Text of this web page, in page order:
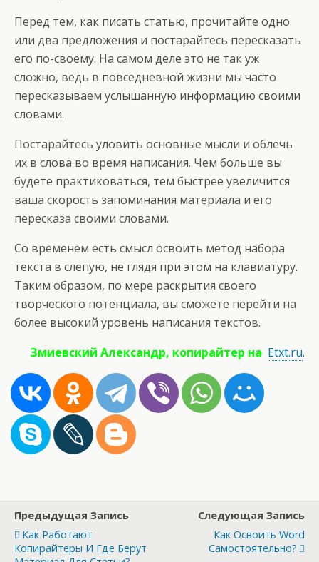
Перед тем, как писать статью, прочитайте одно
или два предложения и постарайтесь пересказать
его по-своему. На самом деле это не так уж
сложно, ведь в повседневной жизни мы часто
пересказываем услышанную информацию своими
словами.
Постарайтесь уловить основные мысли и облечь
их в слова во время написания. Чем больше вы
будете практиковаться, тем быстрее увеличится
ваша скорость запоминания материала и его
пересказа своими словами.
Со временем есть смысл освоить метод набора
текста в слепую, не глядя при этом на клавиатуру.
Таким образом, по мере раскрытия своего
творческого потенциала, вы сможете перейти на
более высокий уровень написания текстов.
Змиевский Александр, копирайтер на Etxt.ru.
Предыдущая Запись
Как Работают
Копирайтеры И Где Берут
Следующая Запись
Как Освоить Word
Самостоятельно?